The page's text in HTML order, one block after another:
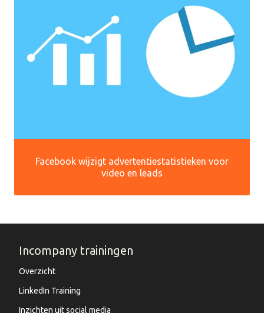
Facebook wijzigt advertentiestatistieken voor
video en leads
Incompany trainingen
Overzicht
LinkedIn Training
Inzichten uit social media